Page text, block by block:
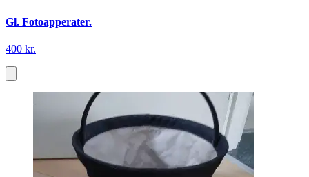
Gl. Fotoapperater.
400 kr.